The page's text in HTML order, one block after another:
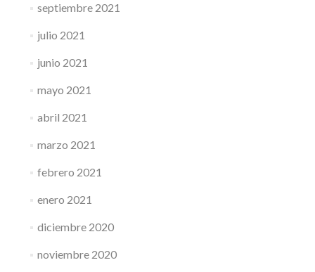
septiembre 2021
julio 2021
junio 2021
mayo 2021
abril 2021
marzo 2021
febrero 2021
enero 2021
diciembre 2020
noviembre 2020